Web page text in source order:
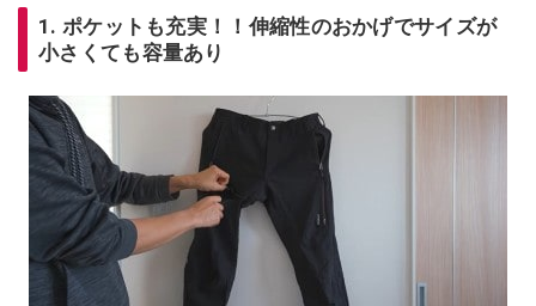
1. ポケットも充実！！伸縮性のおかげでサイズが
小さくても容量あり